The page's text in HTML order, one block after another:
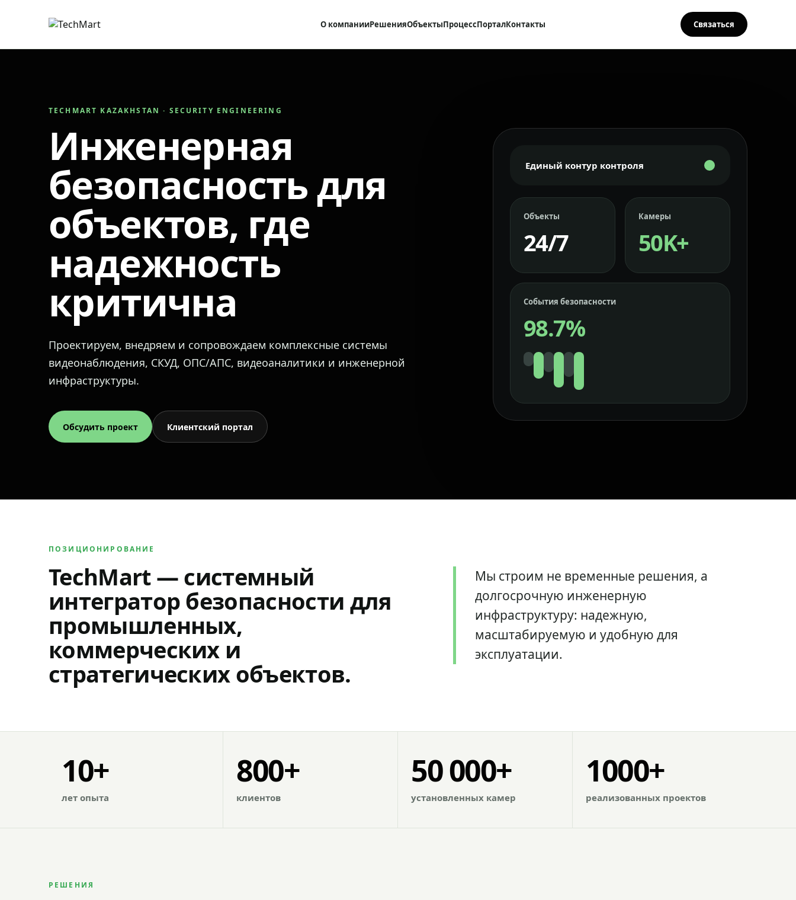
О компанииРешенияОбъектыПроцессПорталКонтакты Связаться
TECHMART KAZAKHSTAN · SECURITY ENGINEERING
Инженерная
безопасность для
объектов, где
надежность
критична
Проектируем, внедряем и сопровождаем комплексные системы
видеонаблюдения, СКУД, ОПС/АПС, видеоаналитики и инженерной
инфраструктуры.
Обсудить проект Клиентский портал
Единый контур контроля
Объекты
24/7
Камеры
50K+
События безопасности
98.7%
ПОЗИЦИОНИРОВАНИЕ
TechMart — системный
интегратор безопасности для
промышленных,
коммерческих и
стратегических объектов.
Мы строим не временные решения, а
долгосрочную инженерную
инфраструктуру: надежную,
масштабируемую и удобную для
эксплуатации.
10+
лет опыта
800+
клиентов
50 000+
установленных камер
1000+
реализованных проектов
РЕШЕНИЯ